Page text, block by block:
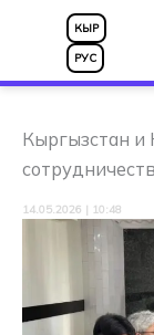
Перейти
содержимому
КЫР
РУС
Кыргызстан
14.05.2026 | 10:48